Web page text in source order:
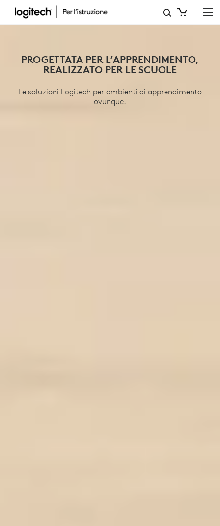
EDUCATION
PROGETTATA PER L’APPRENDIMENTO,
REALIZZATO PER LE SCUOLE
Le soluzioni Logitech per ambienti di apprendimento
ovunque.